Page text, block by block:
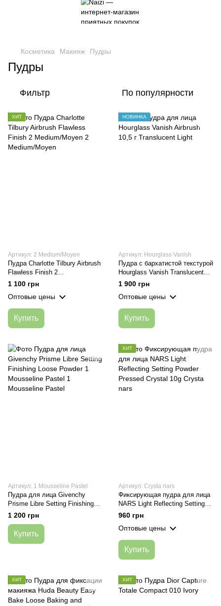
Косметика Макияж Пудры
Пудры
Фильтр По популярности
ХИТ
Артикул: 2 Medium/Moyen
Пудра Charlotte Tilbury Airbrush
Flawless Finish 2
Medium/Moyen
1 100 грн
Оптовые цены
Купить
НОВИНКА
Артикул: Hourglass Vanish
Пудра с бархатистой текстурой
Hourglass Vanish Translucent
Light 10,5 г
1 900 грн
Оптовые цены
Купить
Артикул: 1 Mousseline Pastel
Пудра для лица Givenchy
Prisme Libre Setting Finishing
Loose Powder 1 Mousseline
1 200 грн
Купить
ХИТ
Артикул: Crysta nars
Фиксирующая пудра для лица
NARS Light Reflecting Setting
Powder Pressed Crystal 10g
960 грн
Оптовые цены
Купить
ХИТ ХИТ